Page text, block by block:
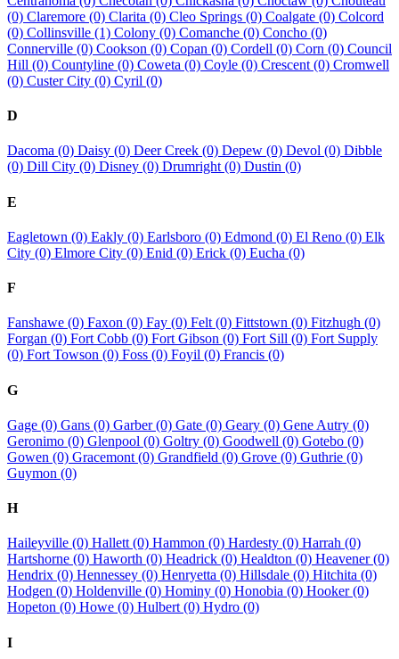
(0) Claremore (0) Clarita (0) Cleo Springs (0) Coalgate (0) Colcord
(0) Collinsville (1) Colony (0) Comanche (0) Concho (0)
Connerville (0) Cookson (0) Copan (0) Cordell (0) Corn (0) Council
Hill (0) Countyline (0) Coweta (0) Coyle (0) Crescent (0) Cromwell
(0) Custer City (0) Cyril (0)
D
Dacoma (0) Daisy (0) Deer Creek (0) Depew (0) Devol (0) Dibble
(0) Dill City (0) Disney (0) Drumright (0) Dustin (0)
E
Eagletown (0) Eakly (0) Earlsboro (0) Edmond (0) El Reno (0) Elk
City (0) Elmore City (0) Enid (0) Erick (0) Eucha (0)
F
Fanshawe (0) Faxon (0) Fay (0) Felt (0) Fittstown (0) Fitzhugh (0)
Forgan (0) Fort Cobb (0) Fort Gibson (0) Fort Sill (0) Fort Supply
(0) Fort Towson (0) Foss (0) Foyil (0) Francis (0)
G
Gage (0) Gans (0) Garber (0) Gate (0) Geary (0) Gene Autry (0)
Geronimo (0) Glenpool (0) Goltry (0) Goodwell (0) Gotebo (0)
Gowen (0) Gracemont (0) Grandfield (0) Grove (0) Guthrie (0)
Guymon (0)
H
Haileyville (0) Hallett (0) Hammon (0) Hardesty (0) Harrah (0)
Hartshorne (0) Haworth (0) Headrick (0) Healdton (0) Heavener (0)
Hendrix (0) Hennessey (0) Henryetta (0) Hillsdale (0) Hitchita (0)
Hodgen (0) Holdenville (0) Hominy (0) Honobia (0) Hooker (0)
Hopeton (0) Howe (0) Hulbert (0) Hydro (0)
I